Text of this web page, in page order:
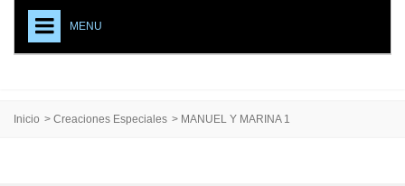
MENU
Inicio > Creaciones Especiales > MANUEL Y MARINA 1